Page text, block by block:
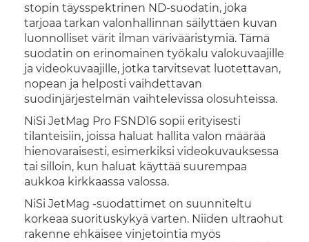
stopin täysspektrinen ND-suodatin, joka
tarjoaa tarkan valonhallinnan säilyttäen kuvan
luonnolliset värit ilman värivääristymiä. Tämä
suodatin on erinomainen työkalu valokuvaajille
ja videokuvaajille, jotka tarvitsevat luotettavan,
nopean ja helposti vaihdettavan
suodinjärjestelmän vaihtelevissa olosuhteissa.
NiSi JetMag Pro FSND16 sopii erityisesti
tilanteisiin, joissa haluat hallita valon määrää
hienovaraisesti, esimerkiksi videokuvauksessa
tai silloin, kun haluat käyttää suurempaa
aukkoa kirkkaassa valossa.
NiSi JetMag -suodattimet on suunniteltu
korkeaa suorituskykyä varten. Niiden ultraohut
rakenne ehkäisee vinjetointia myös